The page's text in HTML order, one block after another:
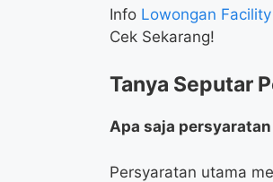
Info Lowongan
Cek Sekarang!
Tanya Seputar
Apa saja
Persyaratan utama